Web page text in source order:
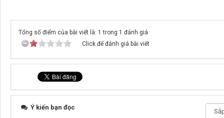
Tổng số điểm của bài viết là: 1 trong 1 đánh giá
Click để đánh giá bài viết
Ý kiến bạn đọc